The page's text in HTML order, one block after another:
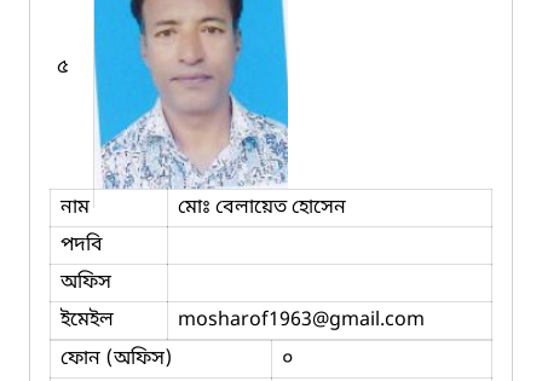
৫
নাম
মোঃ বেলায়েত হোসেন
পদবি
অফিস
ইমেইল
mosharof1963@gmail.com
ফোন (অফিস)
০